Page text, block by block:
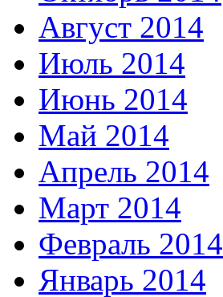
Август 2014
Июль 2014
Июнь 2014
Май 2014
Апрель 2014
Март 2014
Февраль 2014
Январь 2014